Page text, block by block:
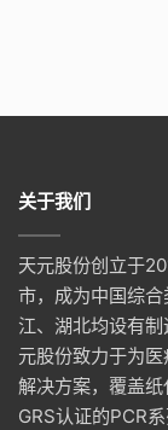
关于我们
天元股份创立于
市，成为中国综
江、湖北均设有
元股份致力于为
解决方案，覆盖
GRS认证的PCR